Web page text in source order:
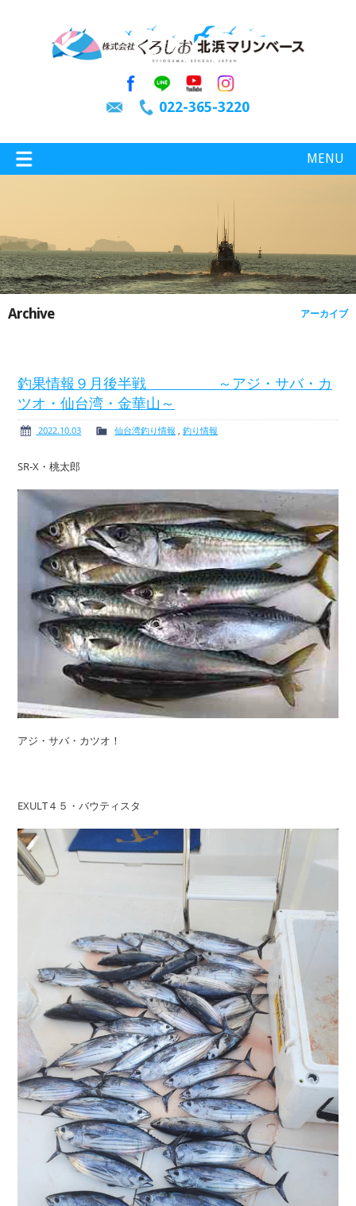
022-365-3220
MENU
特選情報 釣り情報
ボート免許
サービス案内 イベント情報
新艇・展示艇情報 中古艇情報
求人情報 会社概要
Archive アーカイブ
釣果情報９月後半戦 ～アジ・サバ・カ
ツオ・仙台湾・金華山～
2022.10.03 仙台湾釣り情報 ,釣り情報
SR-X・桃太郎
アジ・サバ・カツオ！
EXULT４５・バウティスタ